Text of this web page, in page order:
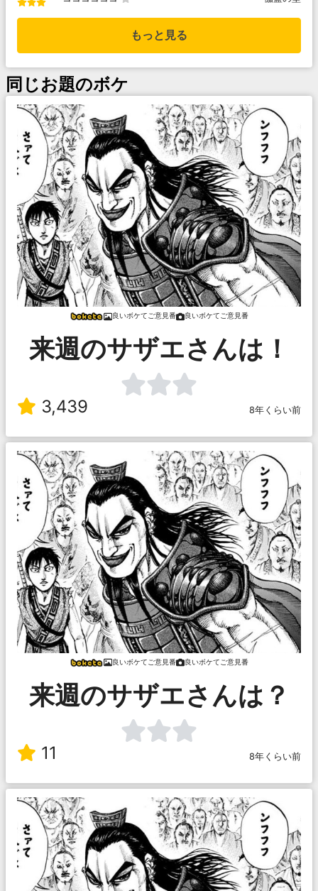
もっと見る
同じお題のボケ
良いボケてご意見番 良いボケてご意見番
来週のサザエさんは！
3,439 8年くらい前
良いボケてご意見番 良いボケてご意見番
来週のサザエさんは？
11 8年くらい前